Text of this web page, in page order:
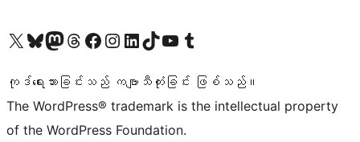
ကျွန်ုပ်တို့၏ X (ယခင် Twitter) အကောင့်သို့ သွားရောက်ကြည့်ရှုပါကျွန်ုပ်တို့၏ Bluesky အကောင့်သို့ ဝင်ရောက်ကြည့်ရှုရန်
ကျွန်ုပ်တို့၏ Mastodon အကောင့်သို့ သွားရောက်ကြည့်ရှုပါကျွန်ုပ်တို့၏ Threads အကောင့်သို့ ဝင်ရောက်ကြည့်ရှုရန်
ကျွန်ုပ်တို့၏ Facebook စာမျက်နှာသို့ သွားရောက်ကြည့်ရှုပါကျွန်ုပ်တို့၏ Instagram အကောင့်သို့ သွားရောက်ကြည့်ရှုပါ ကျွန်ုပ်တို့၏ LinkedIn အကောင့်သို့ သွားရောက်ကြည့်ရှုပါကျွန်ုပ်တို့၏ TikTok အကောင့်သို့ ဝင်ရောက်ကြည့်ရှုရန်
ကျွန်ုပ်တို့၏ YouTube ချန်နယ်သို့ သွားရောက်ကြည့်ရှုပါ ကျွန်ုပ်တို့၏ Tumblr အကောင့်သို့ ဝင်ရောက်ကြည့်ရှုရန်
ကုဒ်ရေးသားခြင်းသည် ကဗျာသီကုံးခြင်း ဖြစ်သည်။
The WordPress® trademark is the intellectual property
of the WordPress Foundation.